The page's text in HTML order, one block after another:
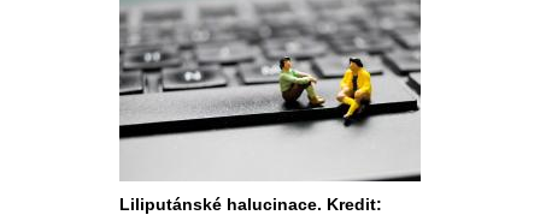
Liliputánské halucinace. Kredit: